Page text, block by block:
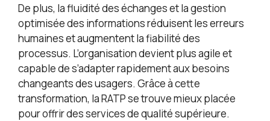
De plus, la fluidité des échanges et la gestion
optimisée des informations réduisent les erreurs
humaines et augmentent la fiabilité des
processus. L’organisation devient plus agile et
capable de s’adapter rapidement aux besoins
changeants des usagers. Grâce à cette
transformation, la RATP se trouve mieux placée
pour offrir des services de qualité supérieure.